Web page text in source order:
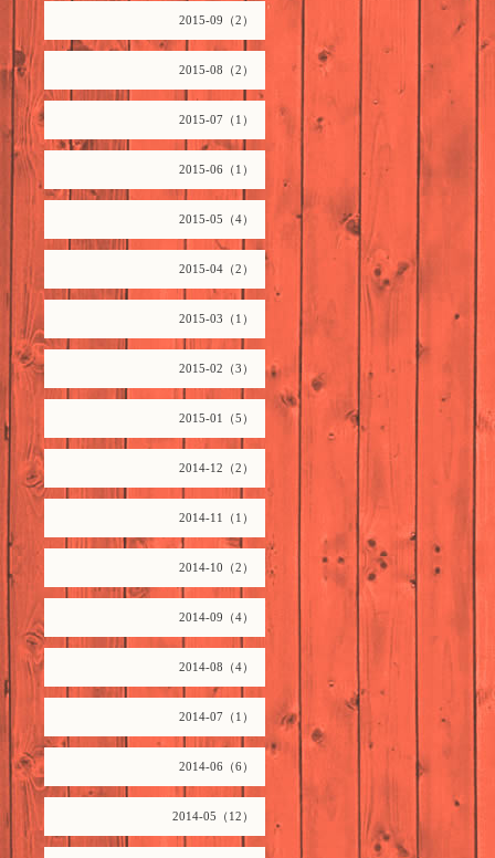
2015-09（2）
2015-08（2）
2015-07（1）
2015-06（1）
2015-05（4）
2015-04（2）
2015-03（1）
2015-02（3）
2015-01（5）
2014-12（2）
2014-11（1）
2014-10（2）
2014-09（4）
2014-08（4）
2014-07（1）
2014-06（6）
2014-05（12）